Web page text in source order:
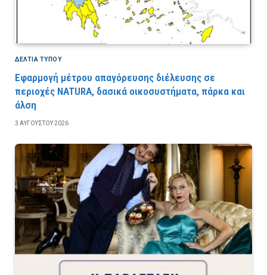
ΔΕΛΤΙΑ ΤΥΠΟΥ
Εφαρμογή μέτρου απαγόρευσης διέλευσης σε
περιοχές NATURA, δασικά οικοσυστήματα, πάρκα και
άλση
3 ΑΥΓΟΎΣΤΟΥ 2026